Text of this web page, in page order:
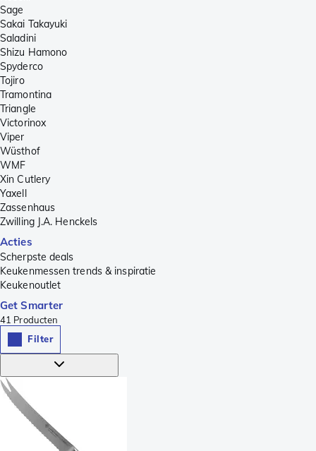
Sage
Sakai Takayuki
Saladini
Shizu Hamono
Spyderco
Tojiro
Tramontina
Triangle
Victorinox
Viper
Wüsthof
WMF
Xin Cutlery
Yaxell
Zassenhaus
Zwilling J.A. Henckels
Acties
Scherpste deals
Keukenmessen trends & inspiratie
Keukenoutlet
Get Smarter
41 Producten
Filter